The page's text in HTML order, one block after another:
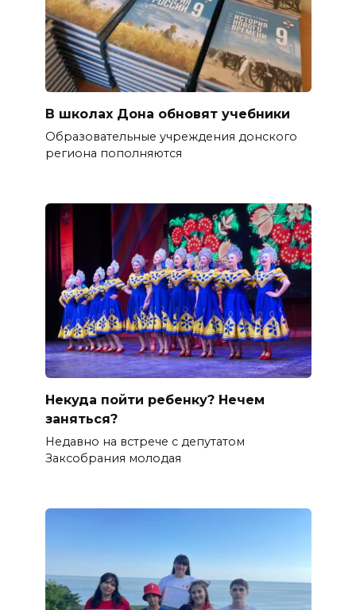
В школах Дона обновят учебники
Образовательные учреждения донского
региона пополняются
Некуда пойти ребенку? Нечем
заняться?
Недавно на встрече с депутатом
Заксобрания молодая